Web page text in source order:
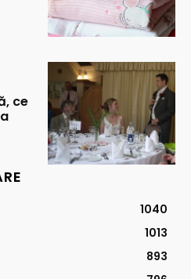
ce
1040
1013
893